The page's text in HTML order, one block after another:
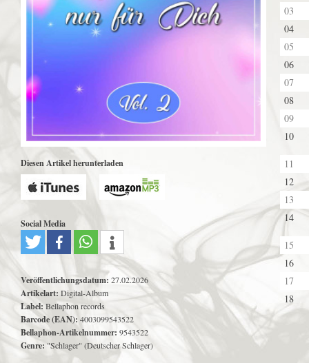
Diesen Artikel herunterladen
Social Media
Veröffentlichungsdatum: 27.02.2026
Artikelart: Digital-Album
Label: Bellaphon records
Barcode (EAN): 4003099543522
Bellaphon-Artikelnummer: 9543522
Genre: "Schlager" (Deutscher Schlager)
03
04
05
06
07
08
09
10
11
12
13
14
15
16
17
18